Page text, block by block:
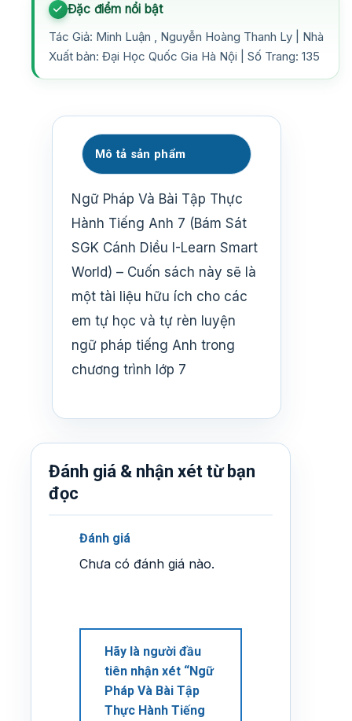
Đặc điểm nổi bật
Tác Giả: Minh Luận , Nguyễn Hoàng Thanh Ly | Nhà
Xuất bản: Đại Học Quốc Gia Hà Nội | Số Trang: 135
Mô tả sản phẩm
Ngữ Pháp Và Bài Tập Thực
Hành Tiếng Anh 7 (Bám Sát
SGK Cánh Diều I-Learn Smart
World) – Cuốn sách này sẽ là
một tài liệu hữu ích cho các
em tự học và tự rèn luyện
ngữ pháp tiếng Anh trong
chương trình lớp 7
Đánh giá & nhận xét từ bạn
đọc
Đánh giá
Chưa có đánh giá nào.
Hãy là người đầu
tiên nhận xét “Ngữ
Pháp Và Bài Tập
Thực Hành Tiếng